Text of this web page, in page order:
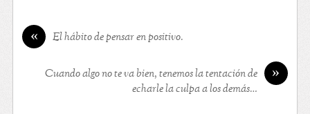
« El hábito de pensar en positivo.
»
Cuando algo no te va bien, tenemos la tentación de
echarle la culpa a los demás…